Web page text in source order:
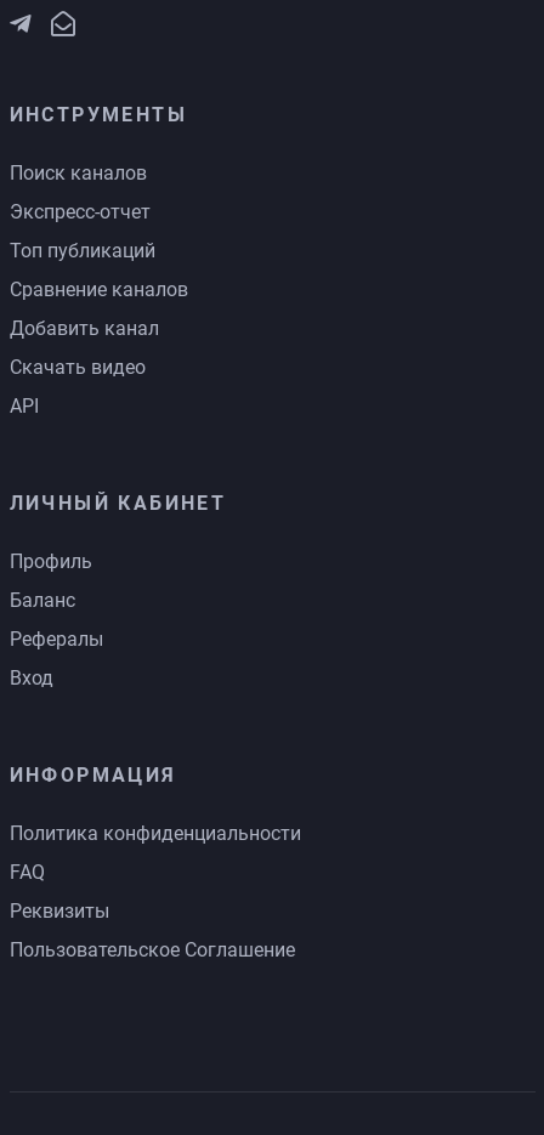
ИНСТРУМЕНТЫ
Поиск каналов
Экспресс-отчет
Топ публикаций
Сравнение каналов
Добавить канал
Скачать видео
API
ЛИЧНЫЙ КАБИНЕТ
Профиль
Баланс
Рефералы
Вход
ИНФОРМАЦИЯ
Политика конфиденциальности
FAQ
Реквизиты
Пользовательское Соглашение